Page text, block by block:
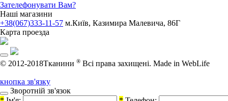
Зателефонувати Вам?
Наші магазини
+38(067)333-11-57 м.Київ, Казимира Малевича, 86Г
Карта проезда
© 2012-2018Тканини ® Всі права захищені. Made in WebLife
кнопка зв'язку
Зворотній зв'язок